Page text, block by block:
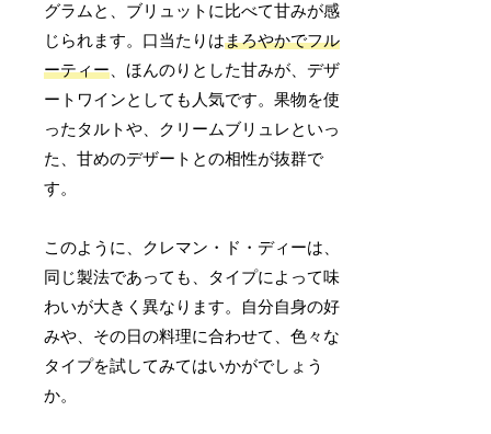
グラムと、ブリュットに比べて甘みが感
じられます。口当たりはまろやかでフル
ーティー 、ほんのりとした甘みが、デザ
ートワインとしても人気です。果物を使
ったタルトや、クリームブリュレといっ
た、甘めのデザートとの相性が抜群で
す。
このように、クレマン・ド・ディーは、
同じ製法であっても、タイプによって味
わいが大きく異なります。自分自身の好
みや、その日の料理に合わせて、色々な
タイプを試してみてはいかがでしょう
か。